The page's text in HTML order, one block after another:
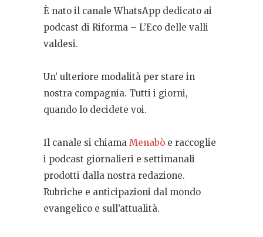
È nato il canale WhatsApp dedicato ai
podcast di Riforma – L’Eco delle valli
valdesi.
Un’ ulteriore modalità per stare in
nostra compagnia. Tutti i giorni,
quando lo decidete voi.
Il canale si chiama Menabò e raccoglie
i podcast giornalieri e settimanali
prodotti dalla nostra redazione.
Rubriche e anticipazioni dal mondo
evangelico e sull’attualità.